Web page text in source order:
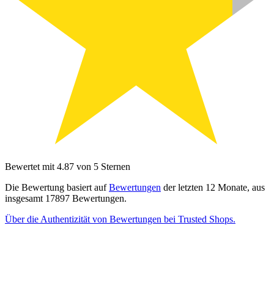
Bewertet mit 4.87 von 5 Sternen
Die Bewertung basiert aufBewertungen der letzten 12 Monate, aus
insgesamt 17897 Bewertungen.
Über die Authentizität von Bewertungen bei Trusted Shops.